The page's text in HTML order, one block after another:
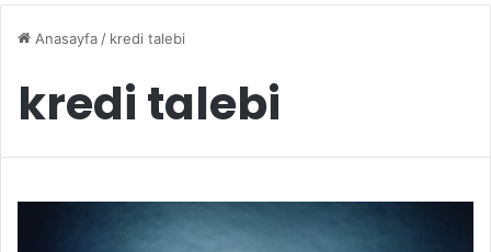
Anasayfa / kredi talebi
kredi talebi